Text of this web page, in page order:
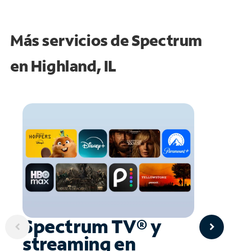
Más servicios de Spectrum
en Highland, IL
Spectrum TV® y
streaming en